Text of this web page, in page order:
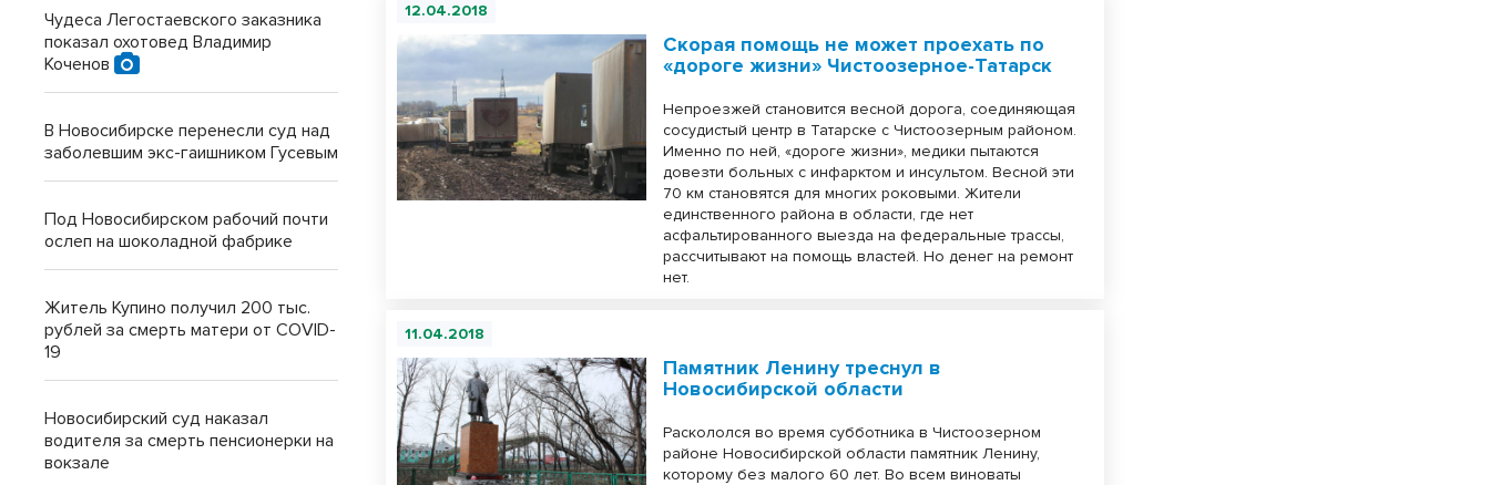
12.04.2018
Скорая помощь не может проехать по
«дороге жизни» Чистоозерное-Татарск
Непроезжей становится весной дорога, соединяющая
сосудистый центр в Татарске с Чистоозерным районом.
Именно по ней, «дороге жизни», медики пытаются
довезти больных с инфарктом и инсультом. Весной эти
70 км становятся для многих роковыми. Жители
единственного района в области, где нет
асфальтированного выезда на федеральные трассы,
рассчитывают на помощь властей. Но денег на ремонт
нет.
11.04.2018
Памятник Ленину треснул в
Новосибирской области
Раскололся во время субботника в Чистоозерном
районе Новосибирской области памятник Ленину,
которому без малого 60 лет. Во всем виноваты
Чудеса Легостаевского заказника
показал охотовед Владимир
Коченов
В Новосибирске перенесли суд над
заболевшим экс-гаишником Гусевым
Под Новосибирском рабочий почти
ослеп на шоколадной фабрике
Житель Купино получил 200 тыс.
рублей за смерть матери от COVID-
19
Новосибирский суд наказал
водителя за смерть пенсионерки на
вокзале